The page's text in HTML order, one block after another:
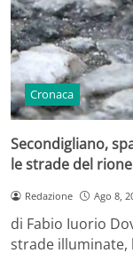
Cronaca
Secondigliano,
le strade del
Redazione Ago 8,
di Fabio Iuorio
strade illuminate,